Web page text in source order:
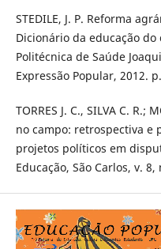
STEDILE, J. P. Reforma
Dicionário da educação do
Politécnica de Saúde
Expressão Popular, 2012.
TORRES J. C., SILVA C. R.;
no campo: retrospectiva e
projetos políticos em
Educação, São Carlos, v.